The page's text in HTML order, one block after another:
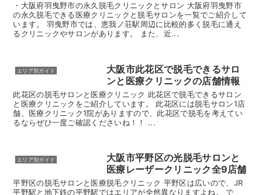
・大阪府羽曳野市の永久脱毛クリニックとサロン 大阪府羽曳野市
の永久脱毛できる医療クリニックと脱毛サロンを一覧でご紹介して
います。 羽曳野市では、恵我ノ荘駅周辺に比較的多く脱毛に通え
るクリニックやサロンがあります。 また、近...
エリア別ガイド
大阪市此花区で脱毛できるサロ
ンと医療クリニックの店舗情報
此花区の脱毛サロンと医療クリニック 此花区で脱毛できるサロン
と医療クリニックをご紹介しています。 此花区には脱毛サロン1店
舗、医療クリニック1院がありますので、此花区で脱毛を考えてい
るならぜひ一度ご確認くださいね！！ ...
エリア別ガイド
大阪市平野区の光脱毛サロンと
医療レーザークリニック全9店舗
平野区の脱毛サロンと医療脱毛クリニック 平野区は広いので、JR
平野駅と地下鉄の平野駅ではエリアが全然異なりますよね。 で